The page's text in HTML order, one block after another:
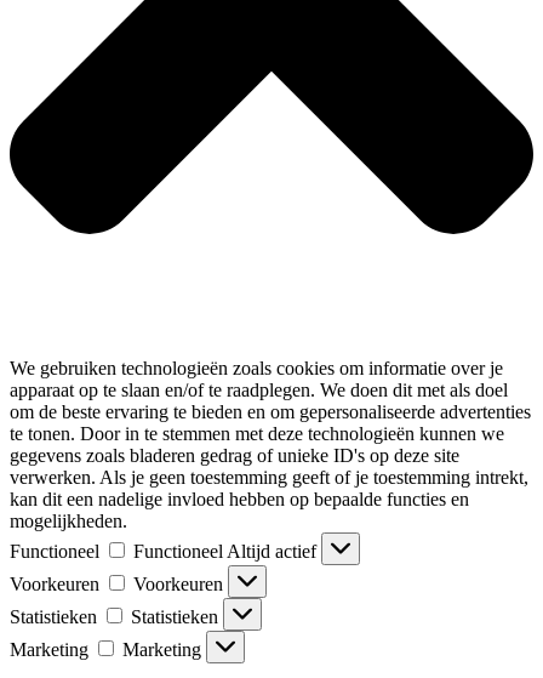
We gebruiken technologieën zoals cookies om informatie over je
apparaat op te slaan en/of te raadplegen. We doen dit met als doel
om de beste ervaring te bieden en om gepersonaliseerde advertenties
te tonen. Door in te stemmen met deze technologieën kunnen we
gegevens zoals bladeren gedrag of unieke ID's op deze site
verwerken. Als je geen toestemming geeft of je toestemming intrekt,
kan dit een nadelige invloed hebben op bepaalde functies en
mogelijkheden.
Functioneel
Functioneel Altijd actief
Voorkeuren
Voorkeuren
Statistieken
Statistieken
Marketing
Marketing